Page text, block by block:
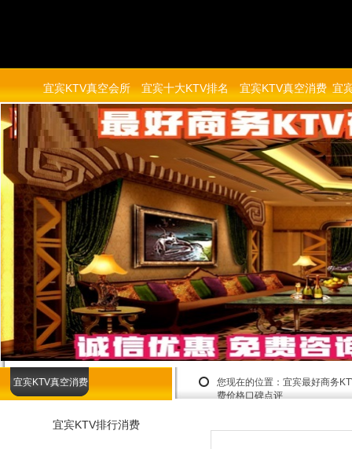
宜宾KTV真空会所 宜宾十大KTV排名 宜宾KTV真空消费 宜
您现在的位置： 宜宾最好商务
费价格口碑点评
宜宾KTV真空消费
宜宾KTV排行消费